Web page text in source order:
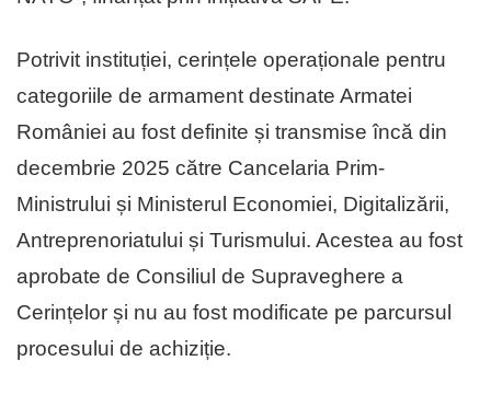
Potrivit instituției, cerințele operaționale pentru
categoriile de armament destinate Armatei
României au fost definite și transmise încă din
decembrie 2025 către Cancelaria Prim-
Ministrului și Ministerul Economiei, Digitalizării,
Antreprenoriatului și Turismului. Acestea au fost
aprobate de Consiliul de Supraveghere a
Cerințelor și nu au fost modificate pe parcursul
procesului de achiziție.